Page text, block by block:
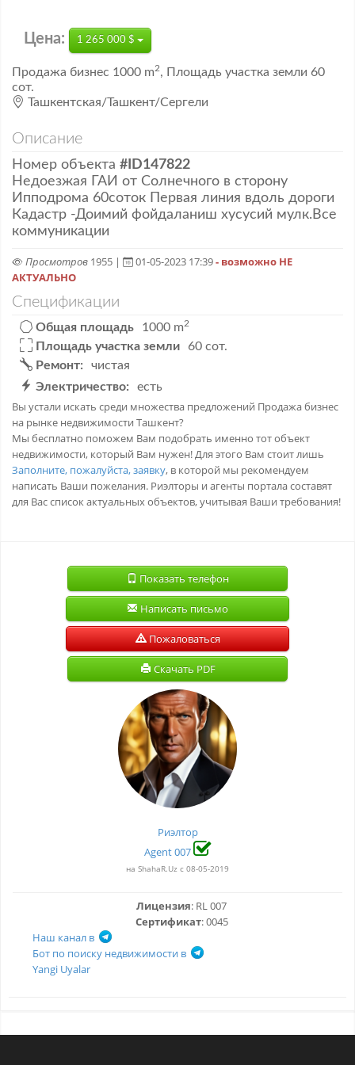
Цена: 1 265 000 $
Продажа бизнес 1000 m2, Площадь участка земли 60
сот.
Ташкентская/Ташкент/Сергели
Описание
Номер объекта #ID147822
Недоезжая ГАИ от Солнечного в сторону
Ипподрома 60соток Первая линия вдоль дороги
Кадастр -Доимий фойдаланиш хусусий мулк.Все
коммуникации
Просмотров 1955 | 01-05-2023 17:39- возможно НЕ
АКТУАЛЬНО
Спецификации
Общая площадь 1000 m2
Площадь участка земли
60 сот.
Ремонт:
чистая
Электричество:
есть
Вы устали искать среди множества предложений Продажа бизнес
на рынке недвижимости Ташкент?
Мы бесплатно поможем Вам подобрать именно тот объект
недвижимости, который Вам нужен! Для этого Вам стоит лишь
Заполните, пожалуйста, заявку, в которой мы рекомендуем
написать Ваши пожелания. Риэлторы и агенты портала составят
для Вас список актуальных объектов, учитывая Ваши требования!
Показать телефон
Написать письмо
Пожаловаться
Скачать PDF
Риэлтор
Agent 007
на ShahaR.Uz с 08-05-2019
Лицензия: RL 007
Сертификат: 0045
Наш канал в
Бот по поиску недвижимости в
Yangi Uyalar